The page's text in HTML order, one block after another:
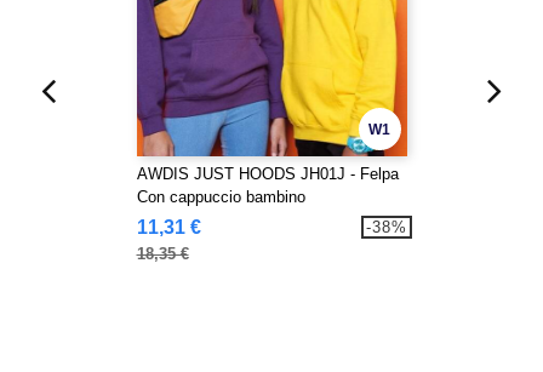
W1
AWDIS JUST HOODS JH01J - Felpa
Con cappuccio bambino
11,31 €
18,35 €
-38%